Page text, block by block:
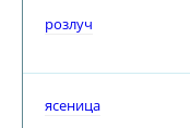
розлуч
ясеница